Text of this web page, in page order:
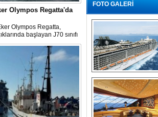
Olympos Regatta'da
Olympos Regatta,
başlayan J70 sınıfı
ilk startını verdi. İstanbul'u 10
yelken coşkusuyla
organizasyonun ilk
tekne rüzgârla buluştu.
FOTO GALERİ
“Gemi içinde gemi”
konsepti ile MSC
Splendida